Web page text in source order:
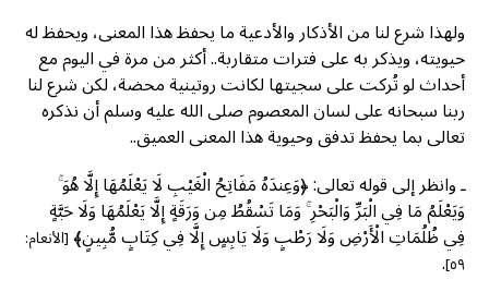
ولهذا شرع لنا من الأذكار والأدعية ما يحفظ هذا المعنى، ويحفظ له
حيويته، ويذكر به على فترات متقاربة.. أكثر من مرة في اليوم مع
أحداث لو تُركت على سجيتها لكانت روتينية محضة، لكن شرع لنا
ربنا سبحانه على لسان المعصوم صلى الله عليه وسلم أن نذكره
تعالى بما يحفظ تدفق وحيوية هذا المعنى العميق..
ـ وانظر إلى قوله تعالى: ﴿وَعِندَهُ مَفَاتِحُ الْغَيْبِ لَا يَعْلَمُهَا إِلَّا هُوَ ۚ
وَيَعْلَمُ مَا فِي الْبَرِّ وَالْبَحْرِ ۚ وَمَا تَسْقُطُ مِن وَرَقَةٍ إِلَّا يَعْلَمُهَا وَلَا حَبَّةٍ
فِي ظُلُمَاتِ الْأَرْضِ وَلَا رَطْبٍ وَلَا يَابِسٍ إِلَّا فِي كِتَابٍ مُّبِينٍ﴾[الأنعام:
٥٩].